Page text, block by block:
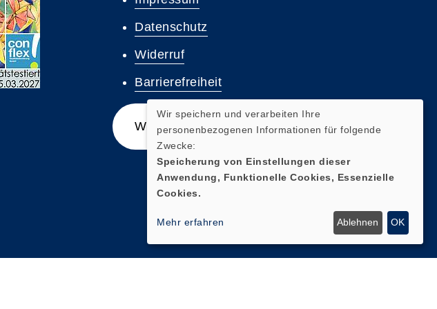
Datenschutz
Widerruf
Barrierefreiheit
Widerrufsformular
Wir speichern und verarbeiten Ihre
personenbezogenen Informationen für folgende
Zwecke:
Speicherung von Einstellungen dieser
Anwendung, Funktionelle Cookies, Essenzielle
Cookies.
Mehr erfahren Ablehnen OK